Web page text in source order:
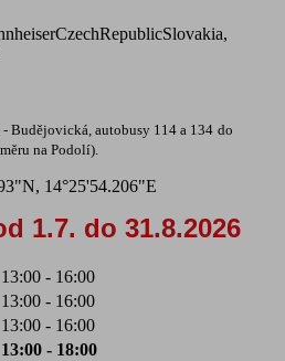
- Budějovická, autobusy 114 a 134 do
na Podolí).
14°25'54.206"E
1.7. do 31.8.2026
13:00 - 16:00
13:00 - 16:00
13:00 - 16:00
13:00 - 18:00